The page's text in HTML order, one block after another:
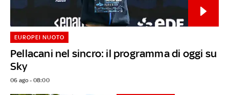
Pellacani nel sincro: il programma di oggi su
Sky
EUROPEI NUOTO
06 ago - 08:00